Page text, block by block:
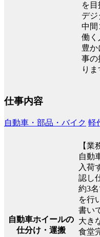
を目
デジ
中間
働く
豊か
事の
りま
仕事内容
自動車・部品・バイク 軽
自動車ホイールの
仕分け・運搬
【業
自動
入荷
認し
約3
を行
書い
大き
食堂